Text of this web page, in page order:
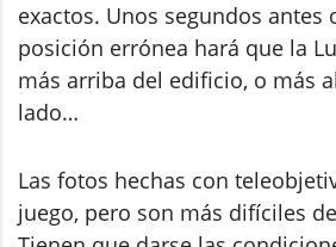
exactos. Unos segundos antes
posición errónea hará que la
más arriba del edificio, o más
lado…
Las fotos hechas con
juego, pero son más difíciles